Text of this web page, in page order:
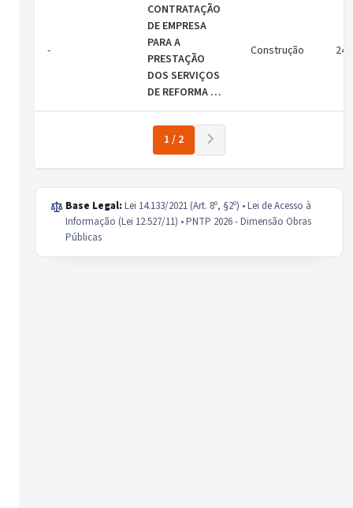
-
CONTRATAÇÃO
DE EMPRESA
PARA A
PRESTAÇÃO
DOS SERVIÇOS
DE REFORMA …
Construção
1 / 2
Base Legal: Lei 14.133/2021 (Art. 8º, §2º) • Lei de Acesso à
Informação (Lei 12.527/11) • PNTP 2026 - Dimensão Obras
Públicas